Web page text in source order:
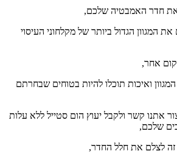
חדר האמבטיה שלכם,
המגוון הגדול ביותר של מקלחוני העיסוי
אחר,
ואיכות תוכלו להיות בטוחים שבחרתם
אתנו קשר ולקבל יעוץ הום סטייל ללא עלות
שלכם,
לצלם את חלל החדר,